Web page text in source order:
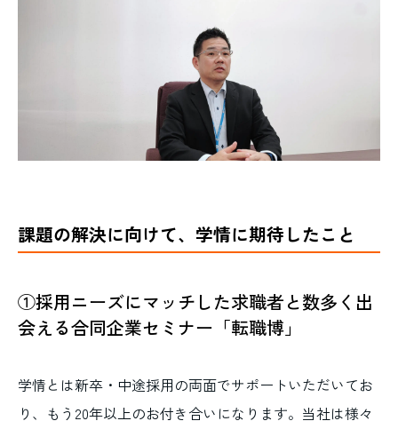
課題の解決に向けて、学情に期待したこと
①採用ニーズにマッチした求職者と数多く出
会える合同企業セミナー「転職博」
学情とは新卒・中途採用の両面でサポートいただいてお
り、もう20年以上のお付き合いになります。当社は様々